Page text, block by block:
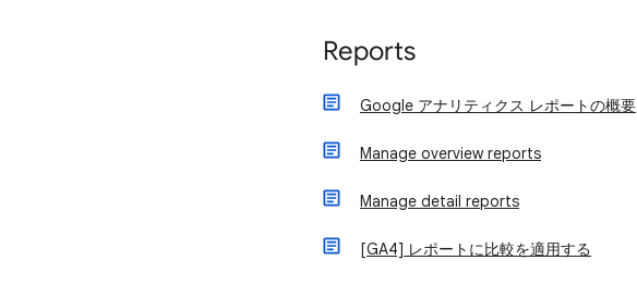
Reports
Google アナリティクス レポートの概要
Manage overview reports
Manage detail reports
[GA4] レポートに比較を適用する